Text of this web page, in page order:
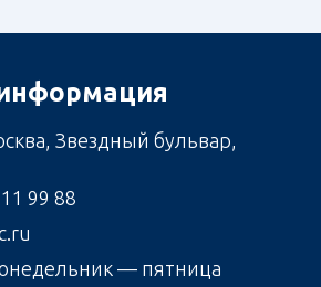
Звездный бульвар,
99 88
— пятница